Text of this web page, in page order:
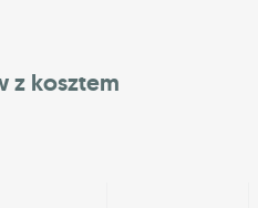
z kosztem